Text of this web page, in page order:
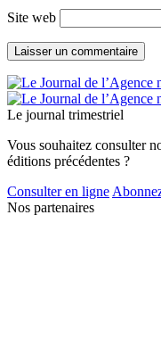
Site web
Le journal trimestriel
Vous souhaitez consulter
éditions précédentes ?
Consulter en ligne
Nos partenaires